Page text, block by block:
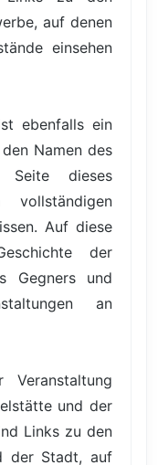
auf denen
einsehen
ebenfalls ein
Namen des
dieses
vollständigen
Auf diese
der
Gegners und
an
Veranstaltung
und der
Links zu den
der Stadt, auf